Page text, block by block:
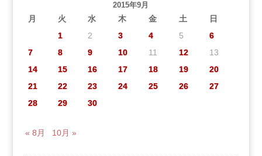
2015年9月
月 火 水 木 金 土
日
1
2 3 4 5
6
7
8 9 10 11 12
13
14
15 16 17 18 19
20
21
22 23 24 25 26
27
28
29 30
« 8月 10月 »